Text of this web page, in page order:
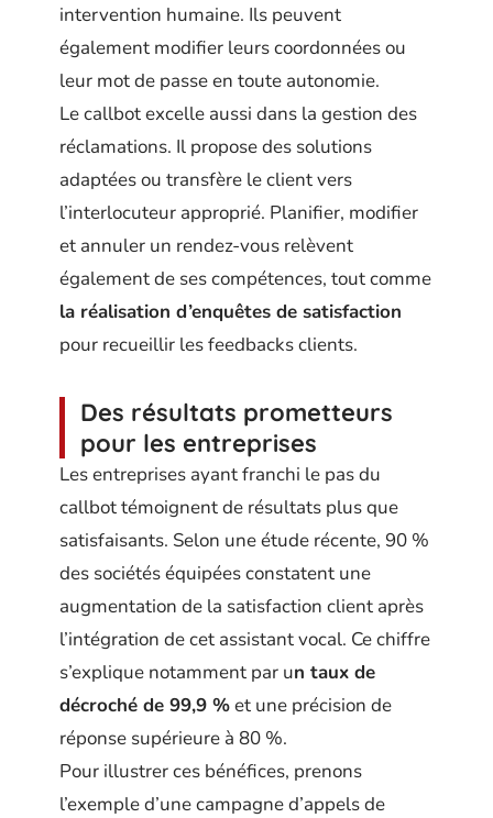
intervention humaine. Ils peuvent
également modifier leurs coordonnées ou
leur mot de passe en toute autonomie.
Le callbot excelle aussi dans la gestion des
réclamations. Il propose des solutions
adaptées ou transfère le client vers
l’interlocuteur approprié. Planifier, modifier
et annuler un rendez-vous relèvent
également de ses compétences, tout comme
la réalisation d’enquêtes de satisfaction
pour recueillir les feedbacks clients.
Des résultats prometteurs
pour les entreprises
Les entreprises ayant franchi le pas du
callbot témoignent de résultats plus que
satisfaisants. Selon une étude récente, 90 %
des sociétés équipées constatent une
augmentation de la satisfaction client après
l’intégration de cet assistant vocal. Ce chiffre
s’explique notamment par un taux de
décroché de 99,9 %et une précision de
réponse supérieure à 80 %.
Pour illustrer ces bénéfices, prenons
l’exemple d’une campagne d’appels de